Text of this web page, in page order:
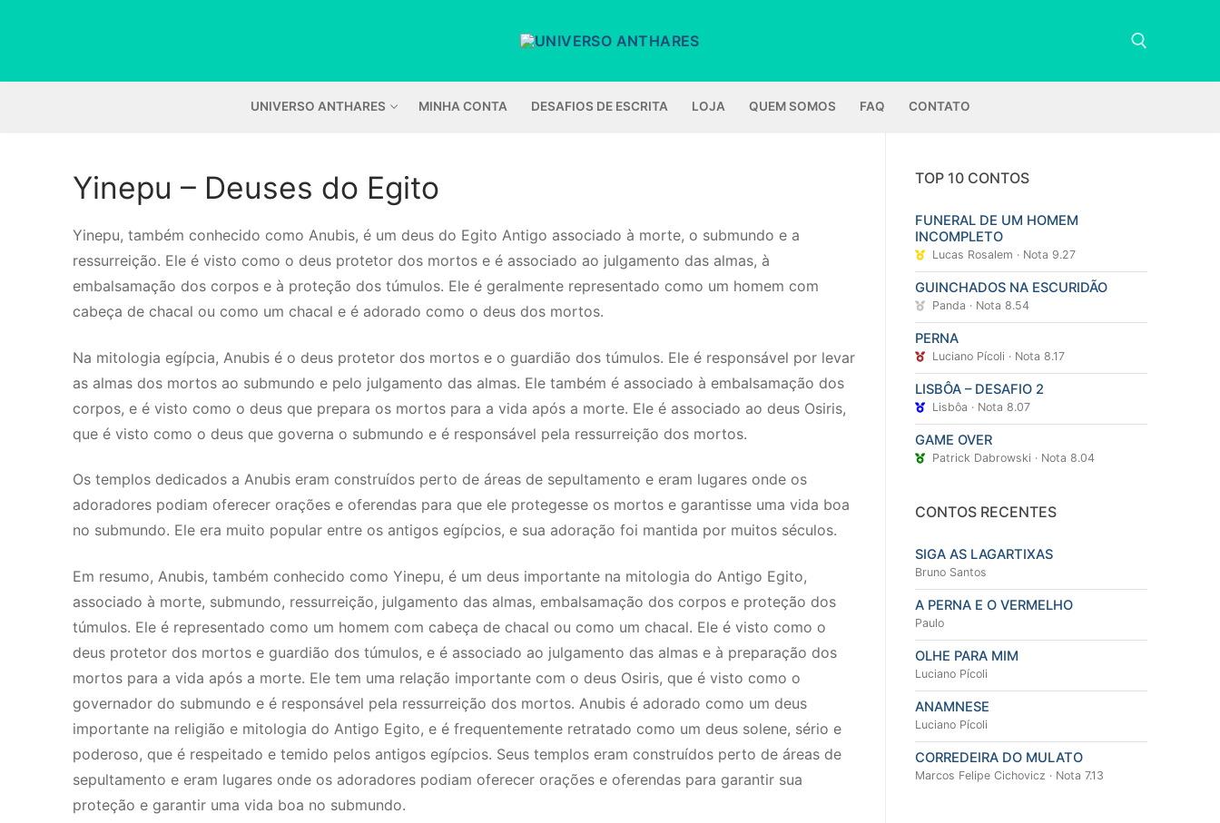
UNIVERSO ANTHARES MINHA CONTA DESAFIOS DE ESCRITA LOJA QUEM SOMOS FAQ CONTATO
Yinepu – Deuses do Egito
Yinepu, também conhecido como Anubis, é um deus do Egito Antigo associado à morte, o submundo e a
ressurreição. Ele é visto como o deus protetor dos mortos e é associado ao julgamento das almas, à
embalsamação dos corpos e à proteção dos túmulos. Ele é geralmente representado como um homem com
cabeça de chacal ou como um chacal e é adorado como o deus dos mortos.
Na mitologia egípcia, Anubis é o deus protetor dos mortos e o guardião dos túmulos. Ele é responsável por levar
as almas dos mortos ao submundo e pelo julgamento das almas. Ele também é associado à embalsamação dos
corpos, e é visto como o deus que prepara os mortos para a vida após a morte. Ele é associado ao deus Osiris,
que é visto como o deus que governa o submundo e é responsável pela ressurreição dos mortos.
Os templos dedicados a Anubis eram construídos perto de áreas de sepultamento e eram lugares onde os
adoradores podiam oferecer orações e oferendas para que ele protegesse os mortos e garantisse uma vida boa
no submundo. Ele era muito popular entre os antigos egípcios, e sua adoração foi mantida por muitos séculos.
Em resumo, Anubis, também conhecido como Yinepu, é um deus importante na mitologia do Antigo Egito,
associado à morte, submundo, ressurreição, julgamento das almas, embalsamação dos corpos e proteção dos
túmulos. Ele é representado como um homem com cabeça de chacal ou como um chacal. Ele é visto como o
deus protetor dos mortos e guardião dos túmulos, e é associado ao julgamento das almas e à preparação dos
mortos para a vida após a morte. Ele tem uma relação importante com o deus Osiris, que é visto como o
governador do submundo e é responsável pela ressurreição dos mortos. Anubis é adorado como um deus
importante na religião e mitologia do Antigo Egito, e é frequentemente retratado como um deus solene, sério e
poderoso, que é respeitado e temido pelos antigos egípcios. Seus templos eram construídos perto de áreas de
sepultamento e eram lugares onde os adoradores podiam oferecer orações e oferendas para garantir sua
proteção e garantir uma vida boa no submundo.
TOP 10 CONTOS
FUNERAL DE UM HOMEM
INCOMPLETO
Lucas Rosalem · Nota 9.27
GUINCHADOS NA ESCURIDÃO
Panda · Nota 8.54
PERNA
Luciano Pícoli · Nota 8.17
LISBÔA – DESAFIO 2
Lisbôa · Nota 8.07
GAME OVER
Patrick Dabrowski · Nota 8.04
CONTOS RECENTES
SIGA AS LAGARTIXAS
Bruno Santos
A PERNA E O VERMELHO
Paulo
OLHE PARA MIM
Luciano Pícoli
ANAMNESE
Luciano Pícoli
CORREDEIRA DO MULATO
Marcos Felipe Cichovicz · Nota 7.13